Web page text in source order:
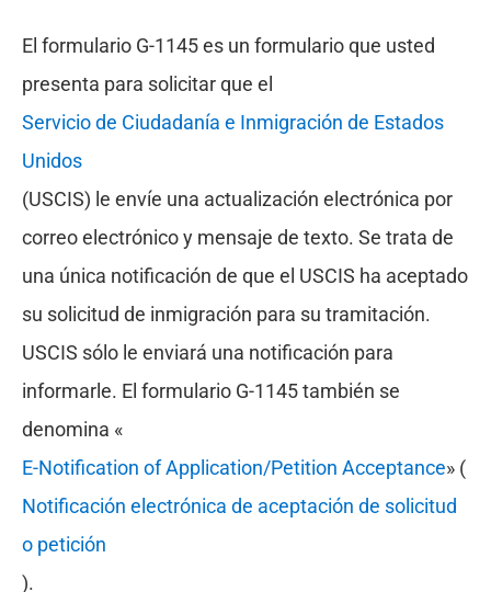
El formulario G-1145 es un formulario que usted
presenta para solicitar que el
Servicio de Ciudadanía e Inmigración de Estados
Unidos
(USCIS) le envíe una actualización electrónica por
correo electrónico y mensaje de texto. Se trata de
una única notificación de que el USCIS ha aceptado
su solicitud de inmigración para su tramitación.
USCIS sólo le enviará una notificación para
informarle. El formulario G-1145 también se
denomina «
E-Notification of Application/Petition Acceptance» (
Notificación electrónica de aceptación de solicitud
o petición
).